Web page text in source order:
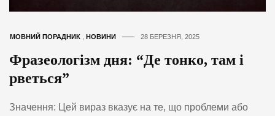
МОВНИЙ ПОРАДНИК НОВИНИ 28 БЕРЕЗНЯ, 2025
Фразеологізм дня: “Де тонко, там і
рветься”
Значення: Цей вираз вказує на те, що проблеми або